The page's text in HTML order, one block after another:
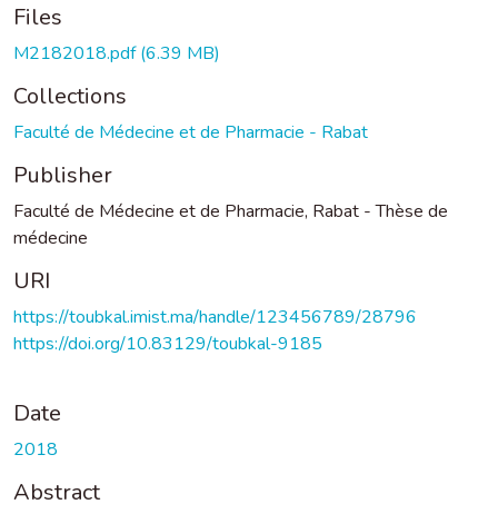
Files
M2182018.pdf(6.39 MB)
Collections
Faculté de Médecine et de Pharmacie - Rabat
Publisher
Faculté de Médecine et de Pharmacie, Rabat - Thèse de
médecine
URI
https://toubkal.imist.ma/handle/123456789/28796
https://doi.org/10.83129/toubkal-9185
Date
2018
Abstract